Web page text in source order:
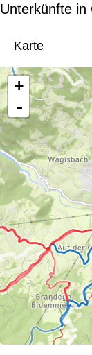
e
i
t
Unterkünfte in
Karte
+
-